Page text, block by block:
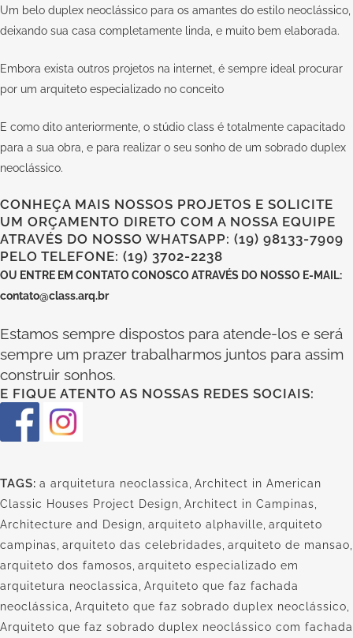
Um belo duplex neoclássico para os amantes do estilo neoclássico,
deixando sua casa completamente linda, e muito bem elaborada.
Embora exista outros projetos na internet, é sempre ideal procurar
por um arquiteto especializado no conceito
E como dito anteriormente, o stúdio class é totalmente capacitado
para a sua obra, e para realizar o seu sonho de um sobrado duplex
neoclássico.
CONHEÇA MAIS NOSSOS PROJETOS E SOLICITE
UM ORÇAMENTO DIRETO COM A NOSSA EQUIPE
ATRAVÉS DO NOSSO WHATSAPP: (19) 98133-7909
PELO TELEFONE: (19) 3702-2238
OU ENTRE EM CONTATO CONOSCOATRAVÉS DO NOSSO E-MAIL:
contato@class.arq.br
Estamos sempre dispostos para atende-los e será
sempre um prazer trabalharmos juntos para assim
construir sonhos.
E FIQUE ATENTO AS NOSSAS REDES SOCIAIS:
TAGS: a arquitetura neoclassica Architect in American
Classic Houses Project Design Architect in Campinas
Architecture and Design arquiteto alphaville arquiteto
campinas arquiteto das celebridades arquiteto de mansao
arquiteto dos famosos arquiteto especializado em
arquitetura neoclassica Arquiteto que faz fachada
neoclássica Arquiteto que faz sobrado duplex neoclássico
Arquiteto que faz sobrado duplex neoclássico com fachada